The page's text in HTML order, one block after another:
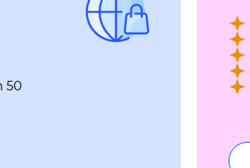
50